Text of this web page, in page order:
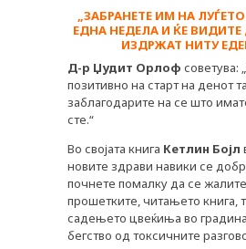
„ЗАБРАНЕТЕ ИМ НА
ЕДНА НЕДЕЛА И ЌЕ
ИЗДРЖАТ НИТУ
Д-р Џудит Орлоф советува:
позитивно на старт на денот
заблагодарите на се што
сте.“
Во својата книга Кетлин Бојл
новите здрави навики се
почнете помалку да се
прошетките, читањето книга,
садењето цвеќиња во
бегство од токсичните